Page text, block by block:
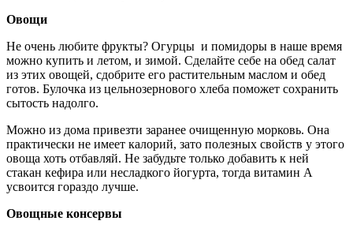
Овощи
Не очень любите фрукты? Огурцы и помидоры в наше время
можно купить и летом, и зимой. Сделайте себе на обед салат
из этих овощей, сдобрите его растительным маслом и обед
готов. Булочка из цельнозернового хлеба поможет сохранить
сытость надолго.
Можно из дома привезти заранее очищенную морковь. Она
практически не имеет калорий, зато полезных свойств у этого
овоща хоть отбавляй. Не забудьте только добавить к ней
стакан кефира или несладкого йогурта, тогда витамин А
усвоится гораздо лучше.
Овощные консервы